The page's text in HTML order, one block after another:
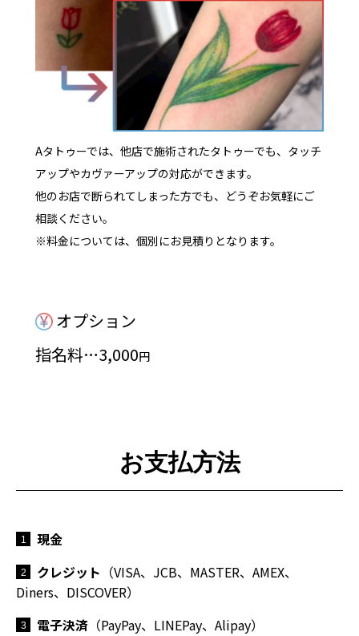
Aタトゥーでは、他店で施術されたタトゥーでも、タッチ
アップやカヴァーアップの対応ができます。
他のお店で断られてしまった方でも、どうぞお気軽にご
相談ください。
※料金については、個別にお見積りとなります。
オプション
指名料…3,000円
お支払方法
1 現金
2 クレジット （VISA、JCB、MASTER、AMEX、
Diners、DISCOVER）
3 電子決済 （PayPay、LINEPay、Alipay）